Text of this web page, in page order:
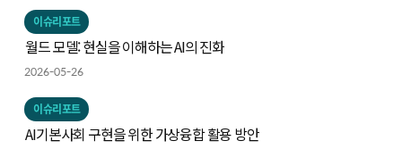
이슈리포트
월드 모델: 현실을 이해하는 AI의 진화
2026-05-26
이슈리포트
AI기본사회 구현을 위한 가상융합 활용 방안